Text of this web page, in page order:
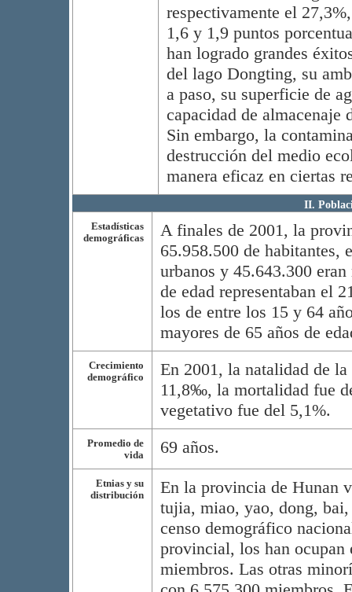
respectivamente el
1,6 y 1,9 puntos
han logrado grandes
del lago Dongting, su
a paso, su superficie de
capacidad de almacenaje
Sin embargo, la
destrucción del medio
manera eficaz en ciertas
II.
Estadísticas
demográficas
A finales de 2001, la
65.958.500 de habitantes,
urbanos y 45.643.300
de edad representaban el
los de entre los 15 y 64
mayores de 65 años de
Crecimiento
demográfico
En 2001, la natalidad de
11,8‰, la mortalidad fue
vegetativo fue del 5,1%.
Promedio de
vida
69 años.
Etnias y su
distribución
En la provincia de Hunan
tujia, miao, yao, dong,
censo demográfico
provincial, los han ocupan
miembros. Las otras